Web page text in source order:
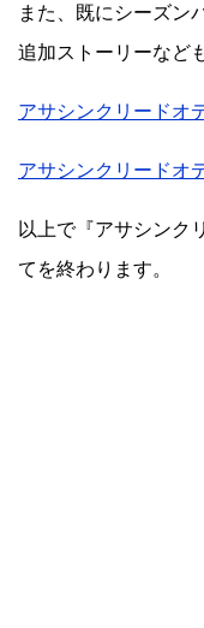
また、既にシーズン
追加ストーリーなど
アサシンクリードオ
アサシンクリードオ
以上で『アサシンク
てを終わります。